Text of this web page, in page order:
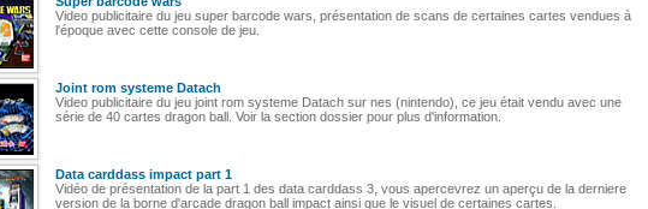
Video publicitaire du jeu super barcode wars, présentation de scans de certaines cartes vendues à
l'époque avec cette console de jeu.
Joint rom systeme Datach
Video publicitaire du jeu joint rom systeme Datach sur nes (nintendo), ce jeu était vendu avec une
série de 40 cartes dragon ball. Voir la section dossier pour plus d'information.
Data carddass impact part 1
Vidéo de présentation de la part 1 des data carddass 3, vous apercevrez un aperçu de la derniere
version de la borne d'arcade dragon ball impact ainsi que le visuel de certaines cartes.